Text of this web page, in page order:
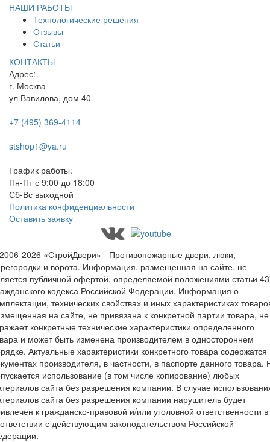
НАШИ РАБОТЫ
Технологические решения
Отзывы
Статьи
КОНТАКТЫ
Адрес:
г. Москва
ул Вавилова, дом 40
+7 (495) 369-4114
stshop1@ya.ru
График работы:
Пн-Пт с 9:00 до 18:00
Сб-Вс выходной
Политика конфиденциальности
Оставить заявку
2026 «СтройДвери» - Противопожарные двери, люки,
и ворота. Информация, размещенная на сайте, не
публичной офертой, определяемой положениями статьи
кодекса Российской Федерации. Информация о
технических свойствах и иных характеристиках
на сайте, не привязана к конкретной партии товара, не
конкретные технические характеристики определенного
и может быть изменена производителем в одностороннем
Актуальные характеристики конкретного товара содержатся
производителя, в частности, в паспорте данного товара.
использование (в том числе копирование) любых
сайта без разрешения компании. В случае
сайта без разрешения компании нарушитель будет
к гражданско-правовой и/или уголовной ответственности в
с действующим законодательством Российской